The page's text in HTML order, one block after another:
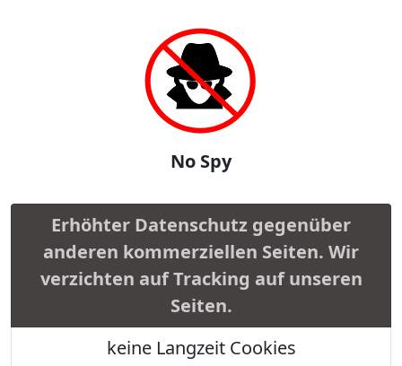
No Spy
Erhöhter Datenschutz gegenüber
anderen kommerziellen Seiten. Wir
verzichten auf Tracking auf unseren
Seiten.
keine Langzeit Cookies